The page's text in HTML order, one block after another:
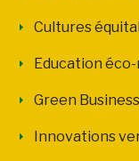
Cultures
Education
Green Business
Innovations